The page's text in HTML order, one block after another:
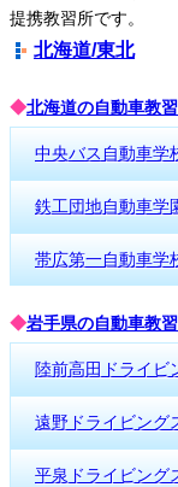
提携教習所です。
北海道/東北
◆北海道の自動車教
中央バス自動車学
鉄工団地自動車学
帯広第一自動車学
◆岩手県の自動車教
陸前高田ドライビ
遠野ドライビング
平泉ドライビング